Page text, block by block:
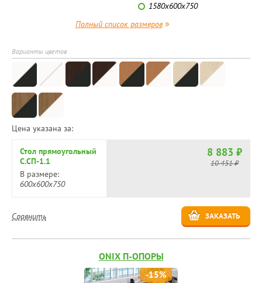
1580х600х750
Полный список размеров»
Варианты цветов
Цена указана за:
Стол прямоугольный
С.СП-1.1
В размере:
600х600х750
8 883 ₽
10 451 ₽
ЗАКАЗАТЬ
Сравнить
ONIX П-ОПОРЫ
-15%